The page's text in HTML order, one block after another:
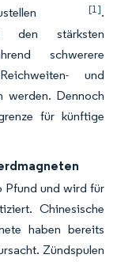
[1].
den stärksten
schwerere
und
werden. Dennoch
für künftige
Pfund und wird für
Chinesische
haben bereits
Zündspulen